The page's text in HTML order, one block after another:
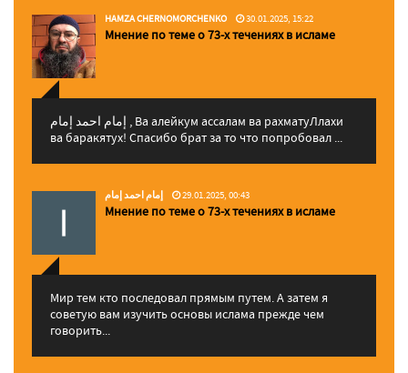
HAMZA CHERNOMORCHENKO 30.01.2025, 15:22
Мнение по теме о 73-х течениях в исламе
إمام احمد إمام , Ва алейкум ассалам ва рахматуЛлахи
ва баракятух! Спасибо брат за то что попробовал ...
إمام احمد إمام 29.01.2025, 00:43
Мнение по теме о 73-х течениях в исламе
Мир тем кто последовал прямым путем. А затем я
советую вам изучить основы ислама прежде чем
говорить...